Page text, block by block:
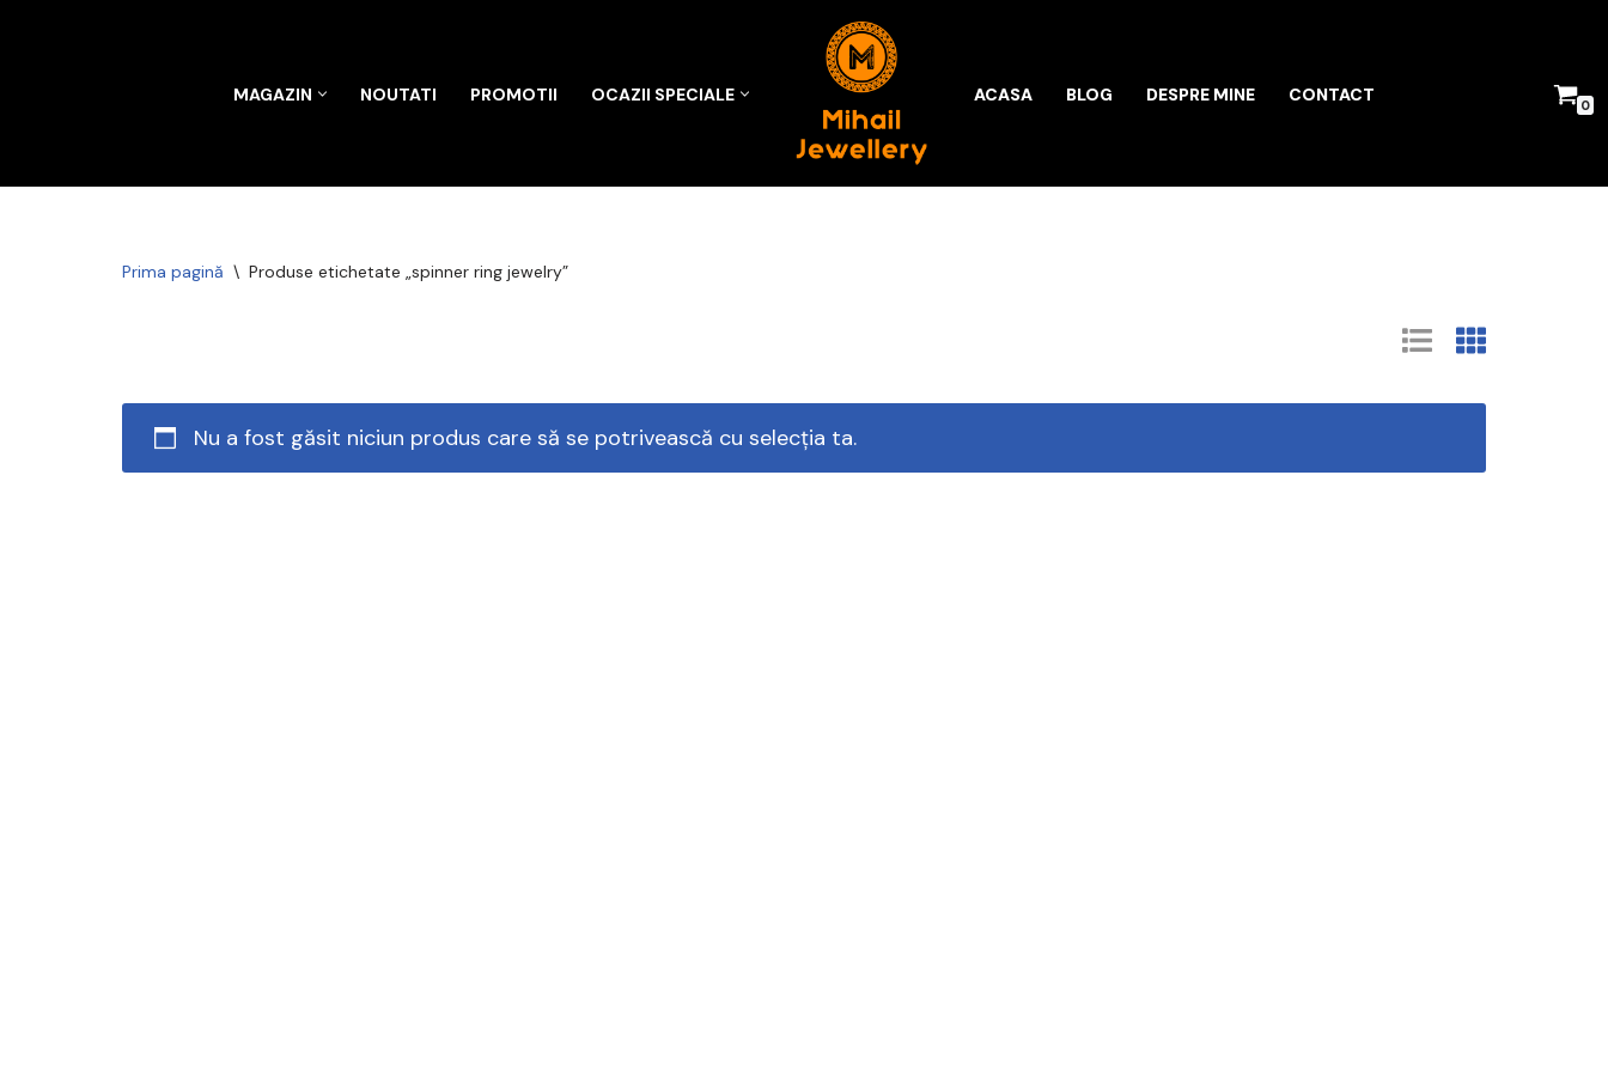
MAGAZIN NOUTATI PROMOTII OCAZII SPECIALE ACASA BLOG DESPRE MINE CONTACT 0
Prima pagină \ Produse etichetate „spinner ring jewelry”
Nu a fost găsit niciun produs care să se potrivească cu selecția ta.